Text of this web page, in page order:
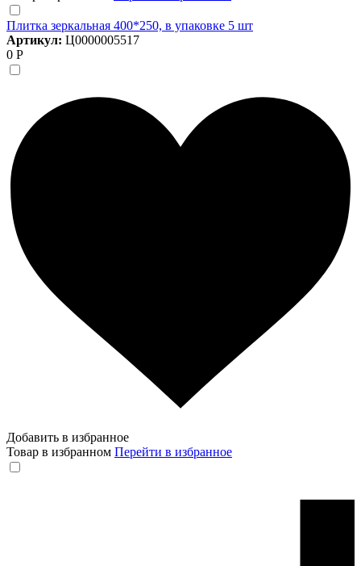
Плитка зеркальная 400*250, в упаковке 5 шт
Артикул: Ц0000005517
0 Р
Добавить в избранное
Товар в избранном Перейти в избранное